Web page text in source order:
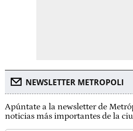
NEWSLETTER METROPOLI
Apúntate a la newsletter de
noticias más importantes de la